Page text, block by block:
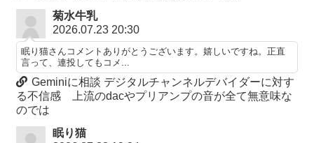
菊水牛乳
2026.07.23 20:30
眠り猫さんコメントありがとうございます。嬉しいですね。正直
言って、連投してもコメ...
Geminiに相談 デジタルチャンネルデバイダーに対す
る不信感 上流のdacやプリアンプの音が全て無意味な
のでは
眠り猫